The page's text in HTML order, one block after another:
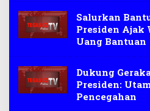
Salurkan
Presiden Ajak
Uang Bantuan
Dukung
Presiden:
Pencegahan